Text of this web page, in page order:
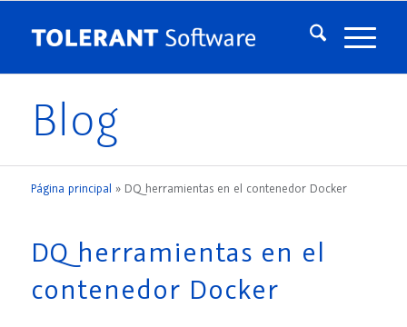
Blog
Página principal » DQ herramientas en el contenedor Docker
DQ herramientas en el
contenedor Docker